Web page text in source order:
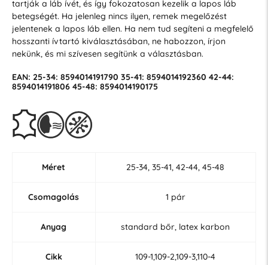
tartják a láb ívét, és így fokozatosan kezelik a lapos láb
betegségét. Ha jelenleg nincs ilyen, remek megelőzést
jelentenek a lapos láb ellen. Ha nem tud segíteni a megfelelő
hosszanti ívtartó kiválasztásában, ne habozzon, írjon
nekünk, és mi szívesen segítünk a választásban.
EAN: 25-34: 8594014191790 35-41: 8594014192360 42-44:
8594014191806 45-48: 8594014190175
Méret 25-34, 35-41, 42-44, 45-48
Csomagolás 1 pár
Anyag standard bőr, latex karbon
Cikk 109-1,109-2,109-3,110-4